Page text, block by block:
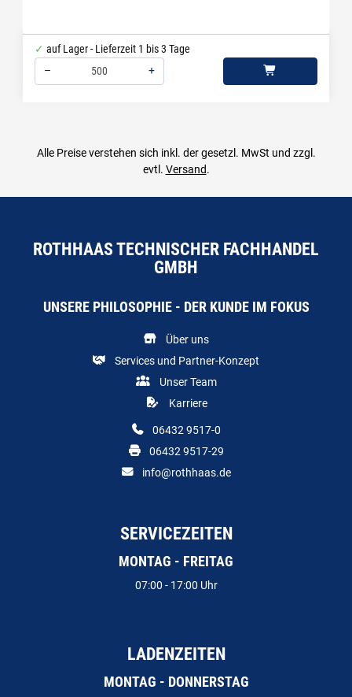
auf Lager - Lieferzeit 1 bis 3 Tage
–
+
Alle Preise verstehen sich inkl. der gesetzl. MwSt und zzgl.
evtl. Versand.
ROTHHAAS TECHNISCHER FACHHANDEL
GMBH
UNSERE PHILOSOPHIE - DER KUNDE IM FOKUS
Über uns
Services und Partner-Konzept
Unser Team
Karriere
06432 9517-0
06432 9517-29
info@rothhaas.de
SERVICEZEITEN
MONTAG - FREITAG
07:00 - 17:00 Uhr
LADENZEITEN
MONTAG - DONNERSTAG